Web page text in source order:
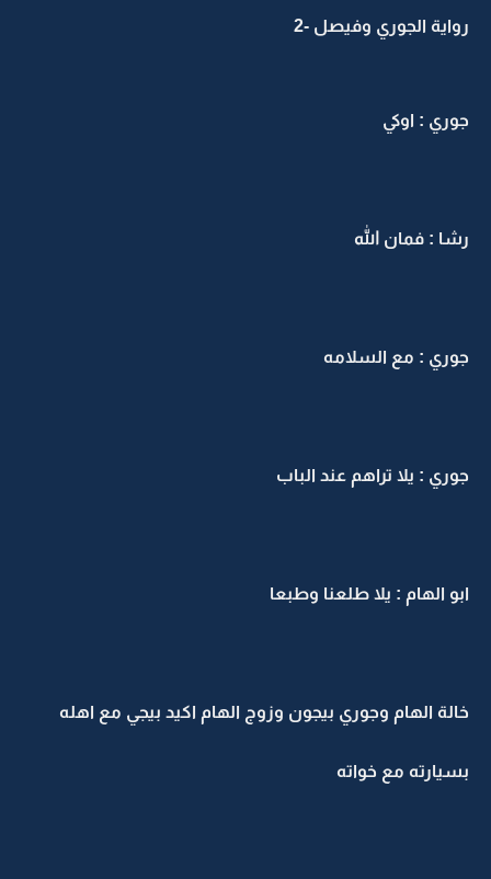
رواية الجوري وفيصل -2
جوري : اوكي
رشا : فمان الله
جوري : مع السلامه
جوري : يلا تراهم عند الباب
ابو الهام : يلا طلعنا وطبعا
خالة الهام وجوري بيجون وزوج الهام اكيد بيجي مع اهله
بسيارته مع خواته